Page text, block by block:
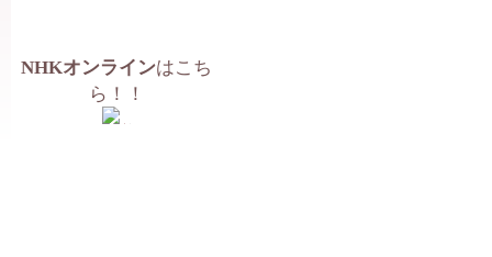
NHKオンラインはこち
ら！！